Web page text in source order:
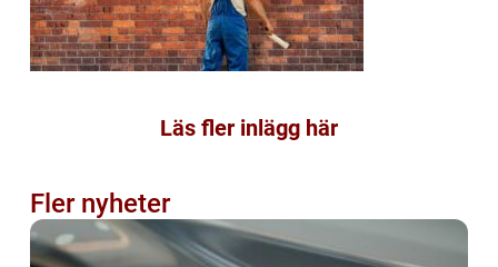
Läs fler inlägg här
Fler nyheter